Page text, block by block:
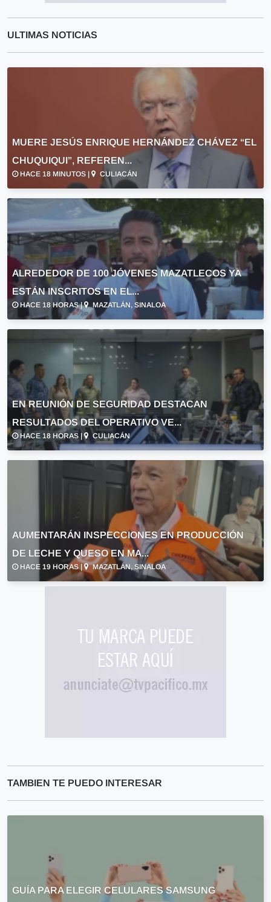
ULTIMAS NOTICIAS
MUERE JESÚS ENRIQUE HERNÁNDEZ CHÁVEZ “EL
CHUQUIQUI”, REFEREN...
HACE 18 MINUTOS | CULIACÁN
ALREDEDOR DE 100 JÓVENES MAZATLECOS YA
ESTÁN INSCRITOS EN EL...
HACE 18 HORAS | MAZATLÁN, SINALOA
EN REUNIÓN DE SEGURIDAD DESTACAN
RESULTADOS DEL OPERATIVO VE...
HACE 18 HORAS | CULIACÁN
AUMENTARÁN INSPECCIONES EN PRODUCCIÓN
DE LECHE Y QUESO EN MA...
HACE 19 HORAS | MAZATLÁN, SINALOA
TAMBIEN TE PUEDO INTERESAR
GUÍA PARA ELEGIR CELULARES SAMSUNG